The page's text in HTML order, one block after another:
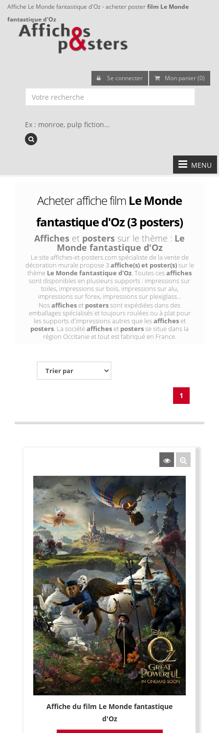
Affiche Le Monde fantastique d'Oz - acheter posterfilm Le Monde
fantastique d'Oz
Se connecter Mon panier (0)
Ex : monroe, pulp fiction...
MENU
Acheter affiche film Le Monde
fantastique d'Oz (3 posters)
Affiches et posters sur le thème : Le
Monde fantastique d'Oz
Le site affiches-et-posters.com spécialiste de la vente de
décoration murale propose 3affiche(s) et poster(s)sur le
thème Le Monde fantastique d'Oz. Toutes cesaffiches
sont disponibles en plusieurs supports : impressions sur
toiles, impressions sur bois, impressions sur alu,
impressions sur forex, impressions sur plexiglass...
Nosafficheset posterssont expédiées dans des
emballages spécialisés et toujours roulées ou à plat pour
les supports d'impressions autres que lesafficheset
posters. La sociétéafficheset postersse situe dans la
région Occitanie et tout est fabriqué en France.
1
Affiche du film Le Monde fantastique
d'Oz